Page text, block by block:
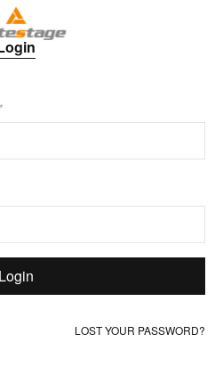
*
Login
LOST YOUR PASSWORD?